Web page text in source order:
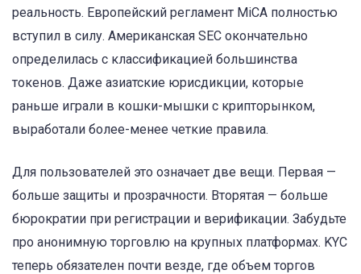
реальность. Европейский регламент MiCA полностью
вступил в силу. Американская SEC окончательно
определилась с классификацией большинства
токенов. Даже азиатские юрисдикции, которые
раньше играли в кошки-мышки с крипторынком,
выработали более-менее четкие правила.
Для пользователей это означает две вещи. Первая —
больше защиты и прозрачности. Вторятая — больше
бюрократии при регистрации и верификации. Забудьте
про анонимную торговлю на крупных платформах. KYC
теперь обязателен почти везде, где объем торгов